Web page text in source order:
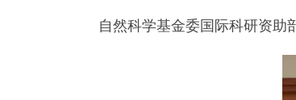
自然科学基金委国际科研资助部